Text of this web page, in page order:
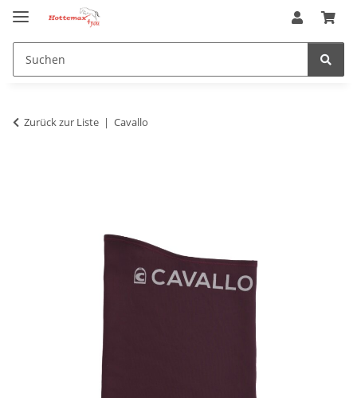
Zurück zur Liste Cavallo